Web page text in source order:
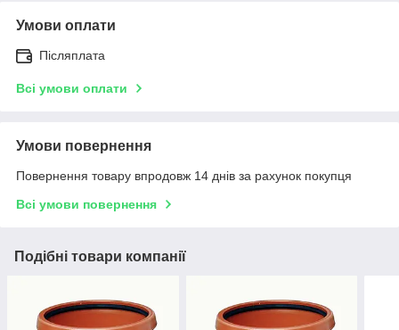
Умови оплати
Післяплата
Всі умови оплати
Умови повернення
Повернення товару впродовж 14 днів за рахунок покупця
Всі умови повернення
Подібні товари компанії